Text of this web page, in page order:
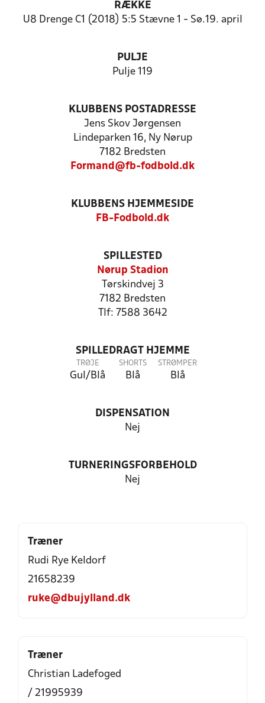
RÆKKE
U8 Drenge C1 (2018) 5:5 Stævne 1 - Sø.19. april
PULJE
Pulje 119
KLUBBENS POSTADRESSE
Jens Skov Jørgensen
Lindeparken 16, Ny Nørup
7182 Bredsten
Formand@fb-fodbold.dk
KLUBBENS HJEMMESIDE
FB-Fodbold.dk
SPILLESTED
Nørup Stadion
Tørskindvej 3
7182 Bredsten
Tlf: 7588 3642
SPILLEDRAGT HJEMME
TRØJE
Gul/Blå
SHORTS
Blå
STRØMPER
Blå
DISPENSATION
Nej
TURNERINGSFORBEHOLD
Nej
Træner
Rudi Rye Keldorf
21658239
ruke@dbujylland.dk
Træner
Christian Ladefoged
/ 21995939